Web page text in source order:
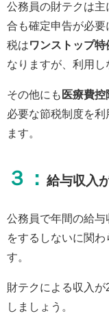
公務員の財テクは
合も確定申告が必
税はワンストップ特
なりますが、利用し
その他にも 医療費控
必要な節税制度を
ます。
３： 給与収入
公務員で年間の給与
をするしないに関
す。
財テクによる収入
しましょう。